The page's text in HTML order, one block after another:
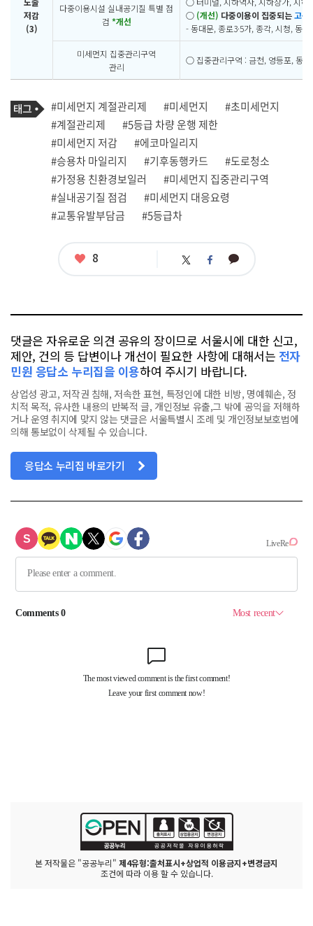
저감
(3)
다중이용시설 실내공기질 특별 점
검 *개선
○ (개선) 다중이용이 집중되는고농
- 동대문, 종로3·5가, 종각, 시청, 동
미세먼지 집중관리구역
관리
○ 집중관리구역 : 금천, 영등포, 동
기
사
관
련
태
그
태
그
#미세먼지 계절관리제 #미세먼지
#초미세먼지
#계절관리제
#5등급 차량 운행 제한
#미세먼지 저감
#에코마일리지
#승용차 마일리지
#기후동행카드
#도로청소
#가정용 친환경보일러
#미세먼지 집중관리구역
#실내공기질 점검
#미세먼지 대응요령
#교통유발부담금
#5등급차
좋
8 트 페 카
댓글은 자유로운 의견 공유의 장이므로 서울시에 대한 신고,
제안, 건의 등 답변이나 개선이 필요한 사항에 대해서는 전자
민원 응답소 누리집을 이용하여 주시기 바랍니다.
상업성 광고, 저작권 침해, 저속한 표현, 특정인에 대한 비방, 명예훼손, 정
치적 목적, 유사한 내용의 반복적 글, 개인정보 유출,그 밖에 공익을 저해하
거나 운영 취지에 맞지 않는 댓글은 서울특별시 조례 및 개인정보보호법에
의해 통보없이 삭제될 수 있습니다.
응답소 누리집 바로가기
본 저작물은 "공공누리" 제4유형:출처표시+상업적 이용금지+변경금지
조건에 따라 이용 할 수 있습니다.